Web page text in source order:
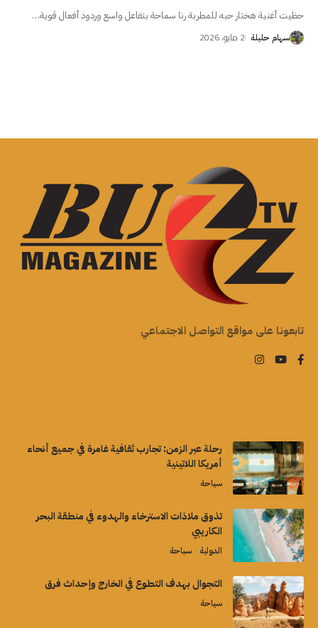
حظيت أغنية هختار حبه للمطربة رنا سماحة بتفاعل واسع وردود أفعال قوية…
سهام حليلة 2 مايو، 2026
تابعونا على مواقع التواصل الاجتماعي
رحلة عبر الزمن: تجارب ثقافية غامرة في جميع أنحاء
أمريكا اللاتينية
سياحة
تذوق ملاذات الاسترخاء والهدوء في منطقة البحر
الكاريبي
الدولية سياحة
التجوال بهدف التطوع في الخارج وإحداث فرق
سياحة